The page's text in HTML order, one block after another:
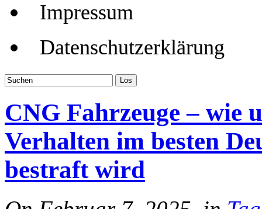
Impressum
Datenschutzerklärung
CNG Fahrzeuge – wie
Verhalten im besten
bestraft wird